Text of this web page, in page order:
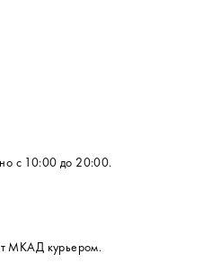
с 10:00 до 20:00.
МКАД курьером.